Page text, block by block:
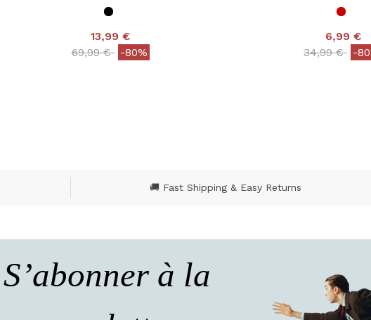
13,99 €
Price reduced from
69,99 €to-80%
6,99 €
Price
34,99 €to
-
🚚 Fast Shipping & Easy Returns
S’abonner à la